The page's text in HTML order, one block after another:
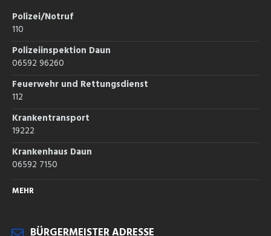
Polizei/Notruf
110
Polizeiinspektion Daun
06592 96260
Feuerwehr und Rettungsdienst
112
Krankentransport
19222
Krankenhaus Daun
06592 7150
MEHR
BÜRGERMEISTER ADRESSE